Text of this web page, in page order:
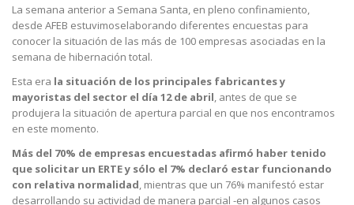
La semana anterior a Semana Santa, en pleno confinamiento,
desde AFEB estuvimoselaborando diferentes encuestas para
conocer la situación de las más de 100 empresas asociadas en la
semana de hibernación total.
Esta era la situación de los principales fabricantes y
mayoristas del sector el día 12 de abril, antes de que se
produjera la situación de apertura parcial en que nos encontramos
en este momento.
Más del 70% de empresas encuestadas afirmó haber tenido
que solicitar un ERTE y sólo el 7% declaró estar funcionando
con relativa normalidad, mientras que un 76% manifestó estar
desarrollando su actividad de manera parcial -en algunos casos